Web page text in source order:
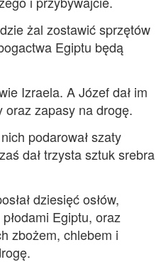
żal zostawić sprzętów
Egiptu będą
Izraela. A Józef dał im
zapasy na drogę.
podarował szaty
dał trzysta sztuk srebra
dziesięć osłów,
Egiptu, oraz
zbożem, chlebem i